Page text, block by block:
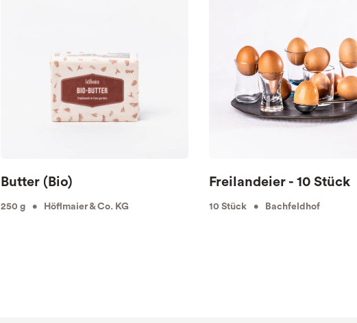
Butter (Bio)
250 g • Höflmaier & Co. KG
Freilandeier - 10 Stück
10 Stück • Bachfeldhof